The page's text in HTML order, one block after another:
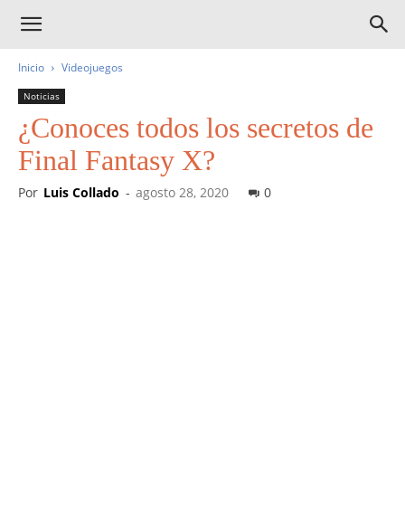
Inicio Videojuegos
Noticias
¿Conoces todos los secretos de
Final Fantasy X?
Por Luis Collado - agosto 28, 2020 0